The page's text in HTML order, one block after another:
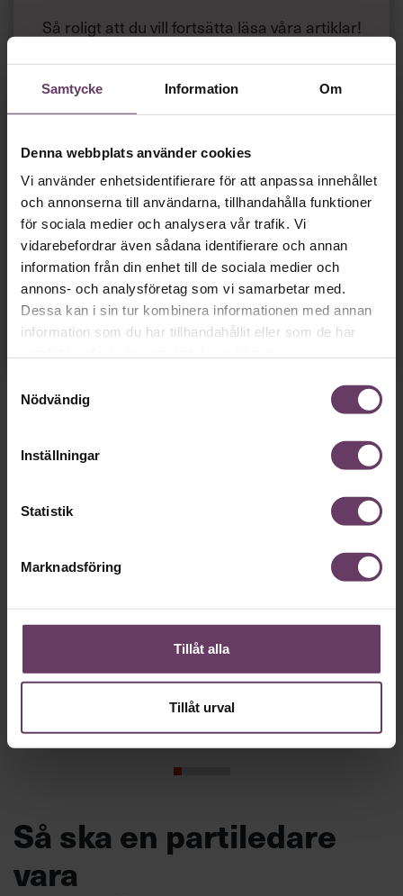
Samtycke Information Om
Denna webbplats använder cookies
Vi använder enhetsidentifierare för att anpassa innehållet
och annonserna till användarna, tillhandahålla funktioner
för sociala medier och analysera vår trafik. Vi
vidarebefordrar även sådana identifierare och annan
information från din enhet till de sociala medier och
annons- och analysföretag som vi samarbetar med.
Dessa kan i sin tur kombinera informationen med annan
information som du har tillhandahållit eller som de har
Nödvändig
Inställningar
Statistik
Marknadsföring
Tillåt alla
Tillåt urval
Så roligt att du vill fortsätta läsa våra artiklar!
Skapa ditt gratiskonto
Tillgångtill våra låsta artiklar och webinar
ochutan tidsbegränsning!
Chefs nyhetsbrev
med senaste
ledarskapsnyheterna!
Dina uppgifter delas aldrig med tredje part.Läs vår
integritetspolicy här.
Delta i Chefbarometern 2026
Så ska en partiledare
vara